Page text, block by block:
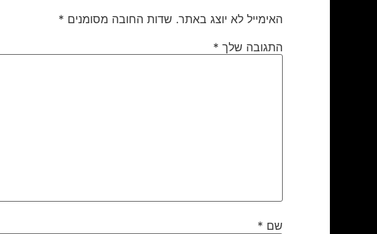
האימייל לא יוצג באתר. שדות החובה מסומנים *
התגובה שלך *
שם *